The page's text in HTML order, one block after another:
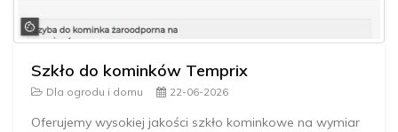
Szkło do kominków Temprix
Dla ogrodu i domu 22-06-2026
Oferujemy wysokiej jakości szkło kominkowe na wymiar